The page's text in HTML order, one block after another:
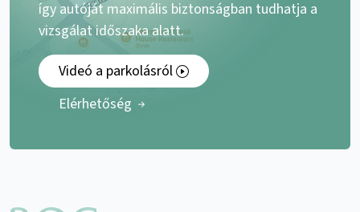
így autóját maximális biztonságban tudhatja a
vizsgálat időszaka alatt.
Videó a parkolásról
Elérhetőség